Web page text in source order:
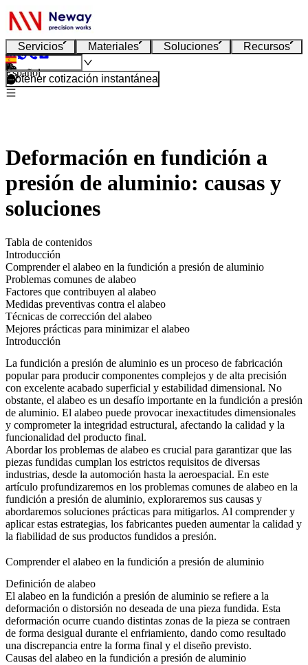
Servicios Materiales Soluciones Recursos
Español
Obtener cotización instantánea
Deformación en fundición a
presión de aluminio: causas y
soluciones
Tabla de contenidos
Introducción
Comprender el alabeo en la fundición a presión de aluminio
Problemas comunes de alabeo
Factores que contribuyen al alabeo
Medidas preventivas contra el alabeo
Técnicas de corrección del alabeo
Mejores prácticas para minimizar el alabeo
Introducción
La fundición a presión de aluminio es un proceso de fabricación
popular para producir componentes complejos y de alta precisión
con excelente acabado superficial y estabilidad dimensional. No
obstante, el alabeo es un desafío importante en la fundición a presión
de aluminio. El alabeo puede provocar inexactitudes dimensionales
y comprometer la integridad estructural, afectando la calidad y la
funcionalidad del producto final.
Abordar los problemas de alabeo es crucial para garantizar que las
piezas fundidas cumplan los estrictos requisitos de diversas
industrias, desde la automoción hasta la aeroespacial. En este
artículo profundizaremos en los problemas comunes de alabeo en la
fundición a presión de aluminio, exploraremos sus causas y
abordaremos soluciones prácticas para mitigarlos. Al comprender y
aplicar estas estrategias, los fabricantes pueden aumentar la calidad y
la fiabilidad de sus productos fundidos a presión.
Comprender el alabeo en la fundición a presión de aluminio
Definición de alabeo
El alabeo en la fundición a presión de aluminio se refiere a la
deformación o distorsión no deseada de una pieza fundida. Esta
deformación ocurre cuando distintas zonas de la pieza se contraen
de forma desigual durante el enfriamiento, dando como resultado
una discrepancia entre la forma final y el diseño previsto.
Causas del alabeo en la fundición a presión de aluminio